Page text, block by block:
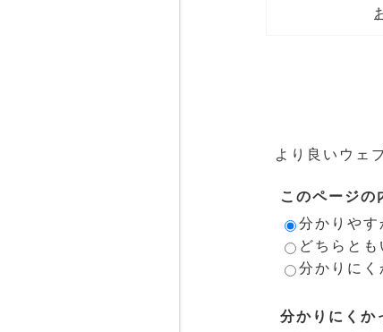
より良いウェ
このページの
分かりやす
どちらとも
分かりにく
分かりにくか